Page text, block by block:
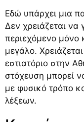
Εδώ υπάρχει μια
Δεν χρειάζεται να
περιεχόμενο μόνο
μεγάλο.
εστιατόριο στην
στόχευση μπορεί
με φυσικό τρόπο
λέξεων.